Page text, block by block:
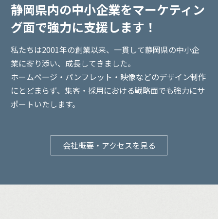
静岡県内の中小企業をマーケティン
グ面で強力に支援します！
私たちは2001年の創業以来、一貫して静岡県の中小企
業に寄り添い、 成長してきました。
ホームページ・パンフレット・映像などのデザイン制作
にとどまらず、集客・採用における戦略面でも強力にサ
ポートいたします。
会社概要・アクセスを見る